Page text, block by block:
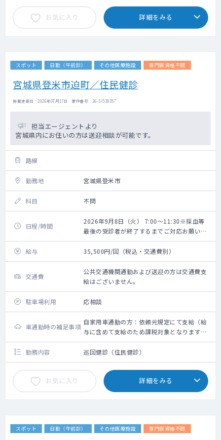
お気に入り 詳細をみる
スポット 日勤（午前診） その他医療施設 専門医資格不問
宮城県登米市迫町／住民健診
掲載更新日 : 2026年07月17日 案件番号 : 26-SI539357
担当エージェントより
宮城県内にお住いの方は送迎相談が可能です。
路線
勤務地 宮城県登米市
科目 不問
日程/時間
2026年9月8日（火） 7:00～11:30※採血等
最後の受診者が終了するまでご対応お願いい
たします。
給与
35,500円/回（税込・交通費別）
交通費
公共交通機関通勤および送迎の方は交通費支
給はございません。
駐車場利用 応相談
車通勤時の補足事項
自家用車通勤の方：依頼元規定にて支給（給
与に含めて支給のため課税対象となります。
備考欄参照ください）
勤務内容
巡回健診（住民健診）
お気に入り 詳細をみる
スポット 日勤（午前診） その他医療施設 専門医資格不問